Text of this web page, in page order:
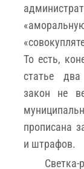
То есть,
статье
закон не
прописана
и штрафов.